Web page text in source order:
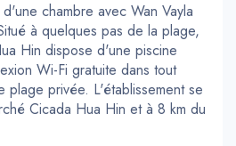
chambre avec Wan Vayla
à quelques pas de la plage,
Hin dispose d'une piscine
Wi-Fi gratuite dans tout
plage privée. L'établissement se
Cicada Hua Hin et à 8 km du